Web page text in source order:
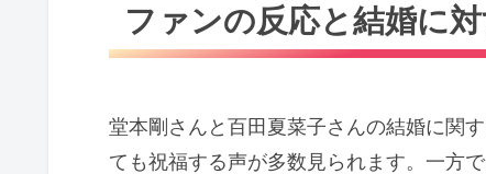
ファンの反応と結婚に
堂本剛さんと百田夏菜子さんの結婚に関
ても祝福する声が多数見られます。一方